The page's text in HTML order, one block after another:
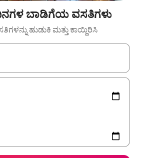
ಬಾಡಿಗೆಯ ವಸತಿಗಳು
ಹುಡುಕಿ ಮತ್ತು ಕಾಯ್ದಿರಿಸಿ
ಅಪ್ ಮತ್ತು ಡೌನ್ ಬಾಣದ ಕೀಲಿಗಳೊಂದಿಗೆ